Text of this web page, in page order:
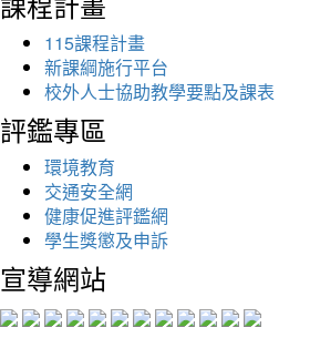
115課程計畫
新課綱施行平台
校外人士協助教學要點及課表
評鑑專區
環境教育
交通安全網
健康促進評鑑網
學生獎懲及申訴
宣導網站